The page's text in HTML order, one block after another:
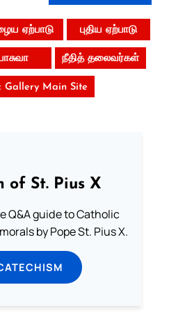
ஏற்பாடு புதிய ஏற்பாடு
நீதித் தலைவர்கள்
Gallery Main Site
of St. Pius X
Q&A guide to Catholic
by Pope St. Pius X.